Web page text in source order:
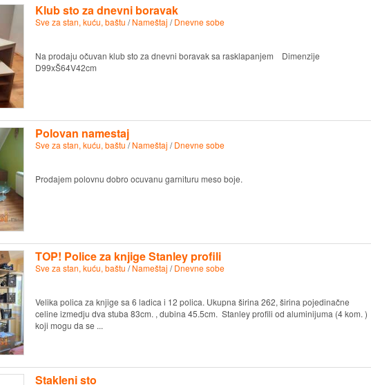
Klub sto za dnevni boravak
Sve za stan, kuću, baštu /Nameštaj /Dnevne sobe
Na prodaju očuvan klub sto za dnevni boravak sa rasklapanjem Dimenzije
D99xŠ64V42cm
Polovan namestaj
Sve za stan, kuću, baštu /Nameštaj /Dnevne sobe
Prodajem polovnu dobro ocuvanu garnituru meso boje.
TOP! Police za knjige Stanley profili
Sve za stan, kuću, baštu /Nameštaj /Dnevne sobe
Velika polica za knjige sa 6 ladica i 12 polica. Ukupna širina 262, širina pojedinačne
celine izmedju dva stuba 83cm. , dubina 45.5cm. Stanley profili od aluminijuma (4 kom. )
koji mogu da se ...
Stakleni sto